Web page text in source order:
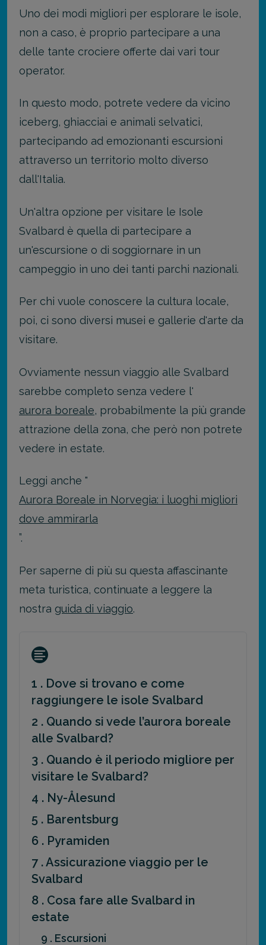
Uno dei modi migliori per esplorare le isole,
non a caso, è proprio partecipare a una
delle tante crociere offerte dai vari tour
operator.
In questo modo, potrete vedere da vicino
iceberg, ghiacciai e animali selvatici,
partecipando ad emozionanti escursioni
attraverso un territorio molto diverso
dall'Italia.
Un'altra opzione per visitare le Isole
Svalbard è quella di partecipare a
un'escursione o di soggiornare in un
campeggio in uno dei tanti parchi nazionali.
Per chi vuole conoscere la cultura locale,
poi, ci sono diversi musei e gallerie d'arte da
visitare.
Ovviamente nessun viaggio alle Svalbard
sarebbe completo senza vedere l'
aurora boreale, probabilmente la più grande
attrazione della zona, che però non potrete
vedere in estate.
Leggi anche "
Aurora Boreale in Norvegia: i luoghi migliori
dove ammirarla
”.
Per saperne di più su questa affascinante
meta turistica, continuate a leggere la
nostra guida di viaggio.
1 . Dove si trovano e come
raggiungere le isole Svalbard
2 . Quando si vede l’aurora boreale
alle Svalbard?
3 . Quando è il periodo migliore per
visitare le Svalbard?
4 . Ny-Ålesund
5 . Barentsburg
6 . Pyramiden
7 . Assicurazione viaggio per le
Svalbard
8 . Cosa fare alle Svalbard in
estate
9 . Escursioni